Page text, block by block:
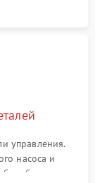
управления.
насоса и
и